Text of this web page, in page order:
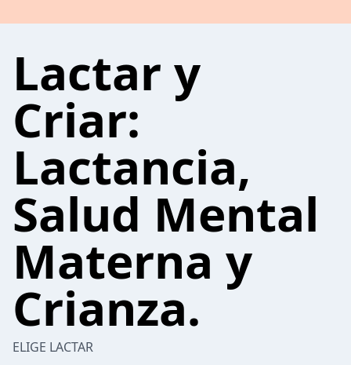
Lactar y
Criar:
Lactancia,
Salud Mental
Materna y
Crianza.
ELIGE LACTAR